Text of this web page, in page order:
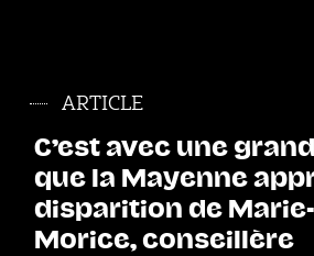
ARTICLE
C’est avec une
que la Mayenne
disparition de
Morice, conseillère